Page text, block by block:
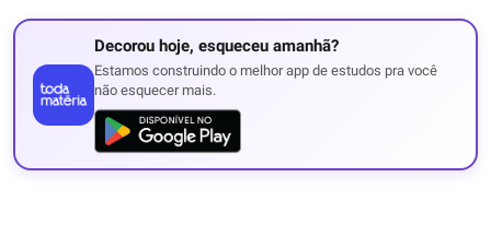
Decorou hoje, esqueceu amanhã?
Estamos construindo o melhor app de estudos pra você
não esquecer mais.